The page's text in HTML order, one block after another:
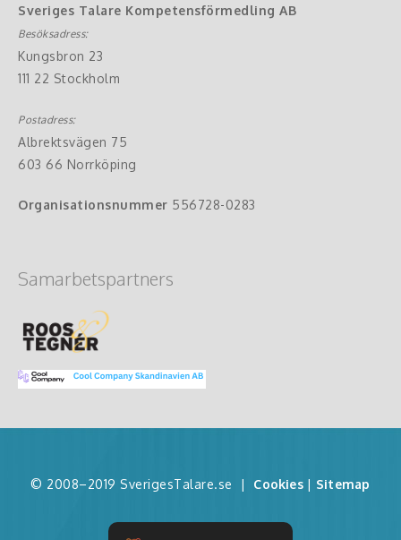
Sveriges Talare Kompetensförmedling AB
Besöksadress:
Kungsbron 23
111 22 Stockholm
Postadress:
Albrektsvägen 75
603 66 Norrköping
Organisationsnummer 556728-0283
Samarbetspartners
© 2008–2019 SverigesTalare.se | Cookies | Sitemap